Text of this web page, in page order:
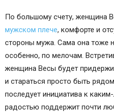
По большому счету, женщина
мужском плече, комфорте и
стороны мужа. Сама она тоже
особенно, по мелочам.
женщина Весы будет
и стараться просто быть
последует инициатива к
радостью поддержит почти